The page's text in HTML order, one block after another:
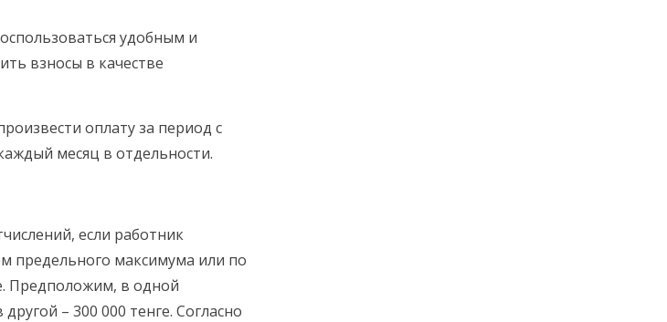
удобным и
взносы в качестве
оплату за период с
месяц в отдельности.
если работник
предельного максимума или по
Предположим, в одной
– 300 000 тенге. Согласно